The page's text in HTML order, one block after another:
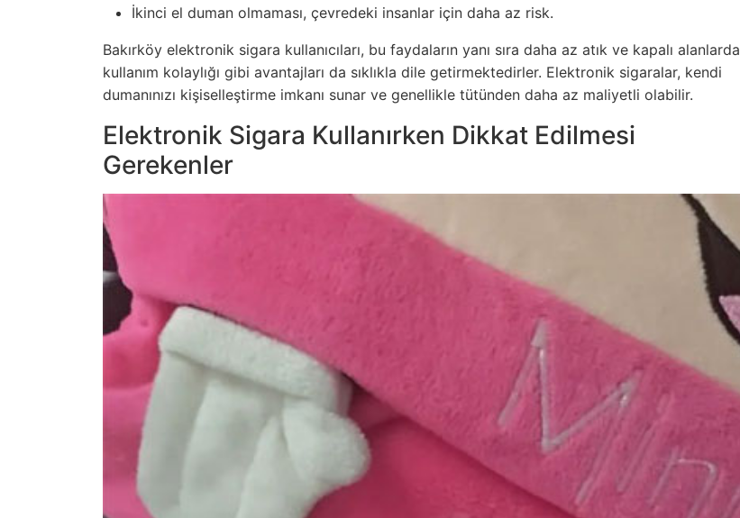
İkinci el duman olmaması, çevredeki insanlar için daha az risk.
Bakırköy elektronik sigara kullanıcıları, bu faydaların yanı sıra daha az atık ve kapalı alanlarda
kullanım kolaylığı gibi avantajları da sıklıkla dile getirmektedirler. Elektronik sigaralar, kendi
dumanınızı kişiselleştirme imkanı sunar ve genellikle tütünden daha az maliyetli olabilir.
Elektronik Sigara Kullanırken Dikkat Edilmesi
Gerekenler